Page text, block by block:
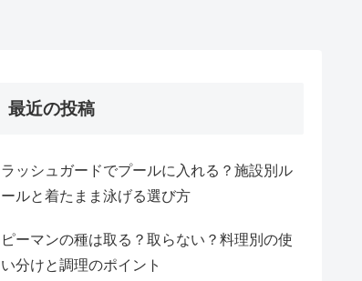
最近の投稿
ラッシュガードでプールに入れる？施設別ル
ールと着たまま泳げる選び方
ピーマンの種は取る？取らない？料理別の使
い分けと調理のポイント